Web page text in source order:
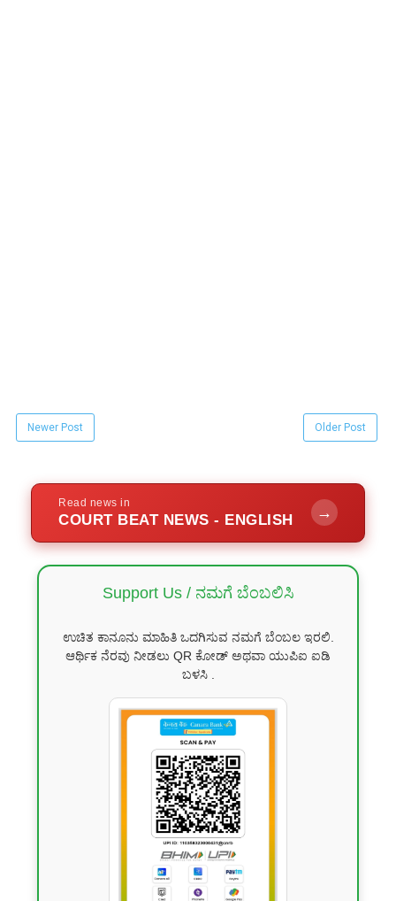
Newer Post Older Post
Read news in
COURT BEAT NEWS - ENGLISH →
Support Us / ನಮಗೆ ಬೆಂಬಲಿಸಿ
ಉಚಿತ ಕಾನೂನು ಮಾಹಿತಿ ಒದಗಿಸುವ ನಮಗೆ ಬೆಂಬಲ ಇರಲಿ.
ಆರ್ಥಿಕ ನೆರವು ನೀಡಲು QR ಕೋಡ್ ಅಥವಾ ಯುಪಿಐ ಐಡಿ
ಬಳಸಿ .